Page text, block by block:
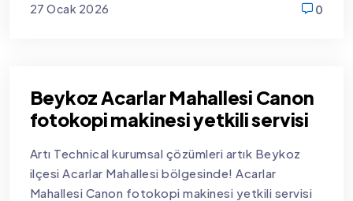
27 Ocak 2026
0
Beykoz Acarlar Mahallesi Canon
fotokopi makinesi yetkili servisi
Artı Technical kurumsal çözümleri artık Beykoz
ilçesi Acarlar Mahallesi bölgesinde! Acarlar
Mahallesi Canon fotokopi makinesi yetkili servisi